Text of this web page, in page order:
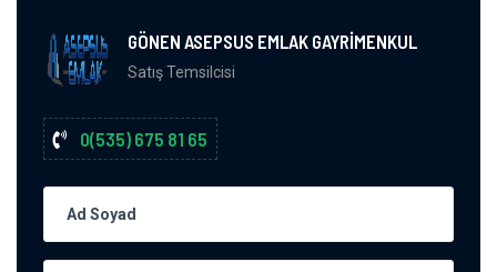
GÖNEN ASEPSUS EMLAK GAYRİMENKUL
Satış Temsilcisi
0(535) 675 81 65